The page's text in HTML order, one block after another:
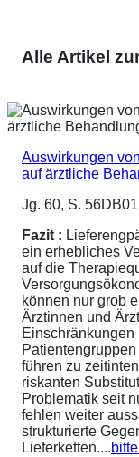
Alle Artikel
Auswirkungen
auf ärztliche
Jg. 60, S.
Fazit :
ein erhebliches
auf die
können nur grob
Ärztinnen und
führen zu
riskanten
Problematik seit
fehlen weiter
strukturierte
Lieferketten....